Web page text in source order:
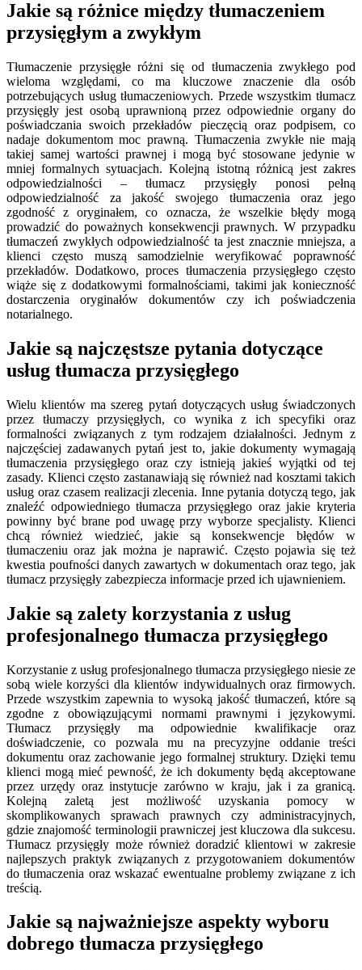
Jakie są różnice między tłumaczeniem
przysięgłym a zwykłym
Tłumaczenie przysięgłe różni się od tłumaczenia zwykłego pod
wieloma względami, co ma kluczowe znaczenie dla osób
potrzebujących usług tłumaczeniowych. Przede wszystkim tłumacz
przysięgły jest osobą uprawnioną przez odpowiednie organy do
poświadczania swoich przekładów pieczęcią oraz podpisem, co
nadaje dokumentom moc prawną. Tłumaczenia zwykłe nie mają
takiej samej wartości prawnej i mogą być stosowane jedynie w
mniej formalnych sytuacjach. Kolejną istotną różnicą jest zakres
odpowiedzialności – tłumacz przysięgły ponosi pełną
odpowiedzialność za jakość swojego tłumaczenia oraz jego
zgodność z oryginałem, co oznacza, że wszelkie błędy mogą
prowadzić do poważnych konsekwencji prawnych. W przypadku
tłumaczeń zwykłych odpowiedzialność ta jest znacznie mniejsza, a
klienci często muszą samodzielnie weryfikować poprawność
przekładów. Dodatkowo, proces tłumaczenia przysięgłego często
wiąże się z dodatkowymi formalnościami, takimi jak konieczność
dostarczenia oryginałów dokumentów czy ich poświadczenia
notarialnego.
Jakie są najczęstsze pytania dotyczące
usług tłumacza przysięgłego
Wielu klientów ma szereg pytań dotyczących usług świadczonych
przez tłumaczy przysięgłych, co wynika z ich specyfiki oraz
formalności związanych z tym rodzajem działalności. Jednym z
najczęściej zadawanych pytań jest to, jakie dokumenty wymagają
tłumaczenia przysięgłego oraz czy istnieją jakieś wyjątki od tej
zasady. Klienci często zastanawiają się również nad kosztami takich
usług oraz czasem realizacji zlecenia. Inne pytania dotyczą tego, jak
znaleźć odpowiedniego tłumacza przysięgłego oraz jakie kryteria
powinny być brane pod uwagę przy wyborze specjalisty. Klienci
chcą również wiedzieć, jakie są konsekwencje błędów w
tłumaczeniu oraz jak można je naprawić. Często pojawia się też
kwestia poufności danych zawartych w dokumentach oraz tego, jak
tłumacz przysięgły zabezpiecza informacje przed ich ujawnieniem.
Jakie są zalety korzystania z usług
profesjonalnego tłumacza przysięgłego
Korzystanie z usług profesjonalnego tłumacza przysięgłego niesie ze
sobą wiele korzyści dla klientów indywidualnych oraz firmowych.
Przede wszystkim zapewnia to wysoką jakość tłumaczeń, które są
zgodne z obowiązującymi normami prawnymi i językowymi.
Tłumacz przysięgły ma odpowiednie kwalifikacje oraz
doświadczenie, co pozwala mu na precyzyjne oddanie treści
dokumentu oraz zachowanie jego formalnej struktury. Dzięki temu
klienci mogą mieć pewność, że ich dokumenty będą akceptowane
przez urzędy oraz instytucje zarówno w kraju, jak i za granicą.
Kolejną zaletą jest możliwość uzyskania pomocy w
skomplikowanych sprawach prawnych czy administracyjnych,
gdzie znajomość terminologii prawniczej jest kluczowa dla sukcesu.
Tłumacz przysięgły może również doradzić klientowi w zakresie
najlepszych praktyk związanych z przygotowaniem dokumentów
do tłumaczenia oraz wskazać ewentualne problemy związane z ich
treścią.
Jakie są najważniejsze aspekty wyboru
dobrego tłumacza przysięgłego